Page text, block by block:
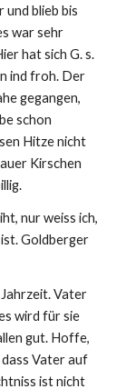
blieb bis
war sehr
hat sich G. s.
ind froh. Der
gegangen,
schon
Hitze nicht
Kirschen
nur weiss ich,
Goldberger
Vater
wird für sie
gut. Hoffe,
dass Vater auf
ist nicht